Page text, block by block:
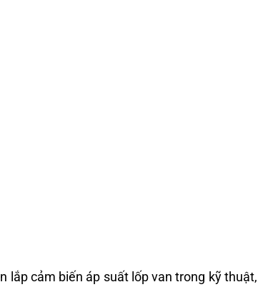
lắp cảm biến áp suất lốp van trong kỹ thuật,